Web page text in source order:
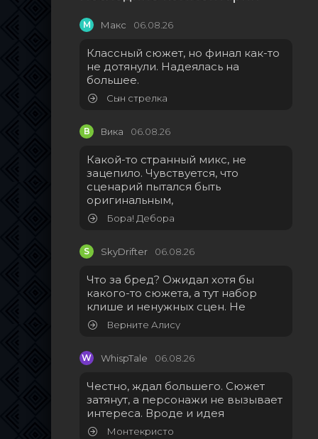
М Макс 06.08.26
Классный сюжет, но финал как-то
не дотянули. Надеялась на
большее.
Сын стрелка
В Вика 06.08.26
Какой-то странный микс, не
зацепило. Чувствуется, что
сценарий пытался быть
оригинальным,
Бора! Дебора
S SkyDrifter 06.08.26
Что за бред? Ожидал хотя бы
какого-то сюжета, а тут набор
клише и ненужных сцен. Не
Верните Алису
W WhispTale 06.08.26
Честно, ждал большего. Сюжет
затянут, а персонажи не вызывает
интереса. Вроде и идея
Монтекристо